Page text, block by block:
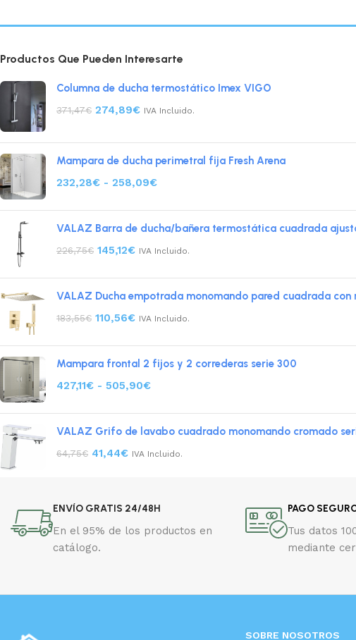
Productos Que Pueden Interesarte
Columna de ducha termostático Imex VIGO
371,47€ 274,89€ IVA Incluido.
Mampara de ducha perimetral fija Fresh Arena
232,28€ - 258,09€
VALAZ Barra de ducha/bañera termostática cuadrada
226,75€ 145,12€ IVA Incluido.
VALAZ Ducha empotrada monomando pared cuadrada
183,55€ 110,56€ IVA Incluido.
Mampara frontal 2 fijos y 2 correderas serie 300
427,11€ - 505,90€
VALAZ Grifo de lavabo cuadrado monomando cromado
64,75€ 41,44€ IVA Incluido.
ENVÍO GRATIS 24/48H
En el 95% de los productos en
catálogo.
PAGO
Tus datos
mediante
SOBRE NOSOTROS